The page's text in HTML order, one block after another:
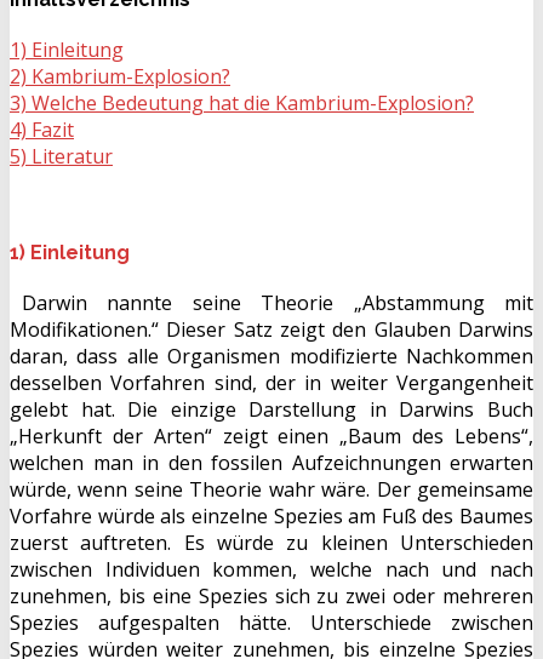
1) Einleitung
2) Kambrium-Explosion?
3) Welche Bedeutung hat die Kambrium-Explosion?
4) Fazit
5) Literatur
1) Einleitung
Darwin nannte seine Theorie „Abstammung mit
Modifikationen.“ Dieser Satz zeigt den Glauben Darwins
daran, dass alle Organismen modifizierte Nachkommen
desselben Vorfahren sind, der in weiter Vergangenheit
gelebt hat. Die einzige Darstellung in Darwins Buch
„Herkunft der Arten“ zeigt einen „Baum des Lebens“,
welchen man in den fossilen Aufzeichnungen erwarten
würde, wenn seine Theorie wahr wäre. Der gemeinsame
Vorfahre würde als einzelne Spezies am Fuß des Baumes
zuerst auftreten. Es würde zu kleinen Unterschieden
zwischen Individuen kommen, welche nach und nach
zunehmen, bis eine Spezies sich zu zwei oder mehreren
Spezies aufgespalten hätte. Unterschiede zwischen
Spezies würden weiter zunehmen, bis einzelne Spezies